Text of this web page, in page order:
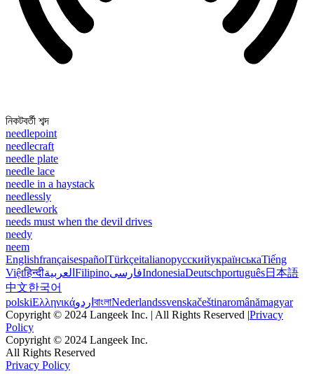
নিকটবর্তী শব্দ
needlepoint
needlecraft
needle plate
needle lace
needle in a haystack
needlessly
needlework
needs must when the devil drives
needy
neem
EnglishfrançaisespañolTürkçeitalianoрусскийукраїнськаTiếng
Việtहिन्दीالعربية FilipinoفارسیIndonesiaDeutschportuguês日本語
中文한국어
polskiΕλληνικάاردو বাংলাNederlandssvenskačeštinaromânămagyar
Copyright © 2024 Langeek Inc. | All Rights Reserved |Privacy
Policy
Copyright © 2024 Langeek Inc.
All Rights Reserved
Privacy Policy